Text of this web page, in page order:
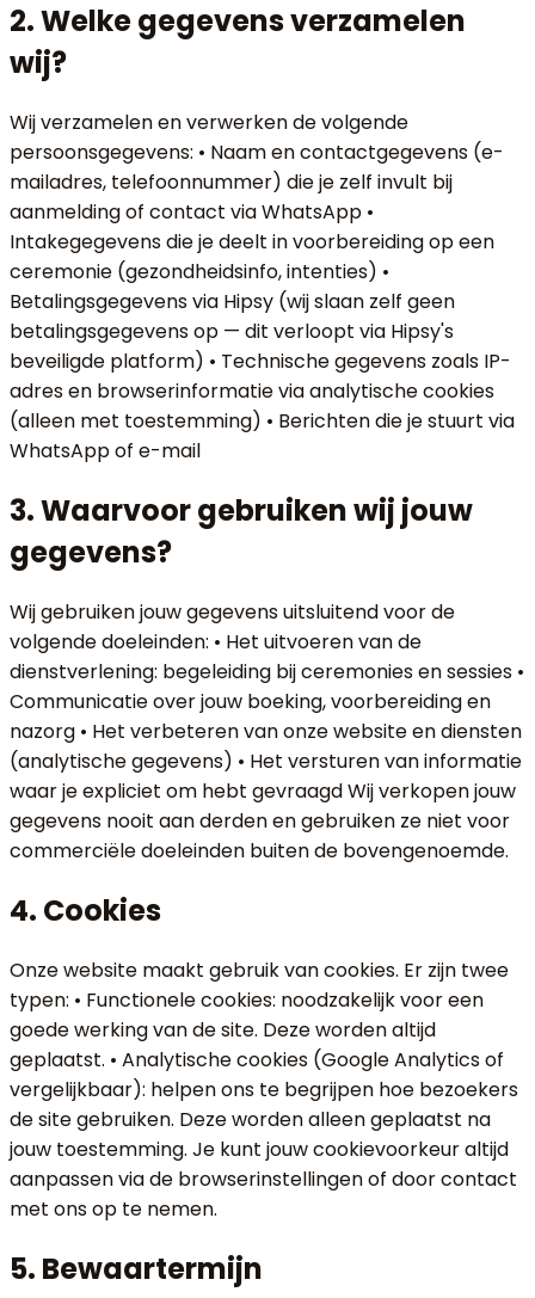
2. Welke gegevens verzamelen
wij?
Wij verzamelen en verwerken de volgende
persoonsgegevens: • Naam en contactgegevens (e-
mailadres, telefoonnummer) die je zelf invult bij
aanmelding of contact via WhatsApp •
Intakegegevens die je deelt in voorbereiding op een
ceremonie (gezondheidsinfo, intenties) •
Betalingsgegevens via Hipsy (wij slaan zelf geen
betalingsgegevens op — dit verloopt via Hipsy's
beveiligde platform) • Technische gegevens zoals IP-
adres en browserinformatie via analytische cookies
(alleen met toestemming) • Berichten die je stuurt via
WhatsApp of e-mail
3. Waarvoor gebruiken wij jouw
gegevens?
Wij gebruiken jouw gegevens uitsluitend voor de
volgende doeleinden: • Het uitvoeren van de
dienstverlening: begeleiding bij ceremonies en sessies •
Communicatie over jouw boeking, voorbereiding en
nazorg • Het verbeteren van onze website en diensten
(analytische gegevens) • Het versturen van informatie
waar je expliciet om hebt gevraagd Wij verkopen jouw
gegevens nooit aan derden en gebruiken ze niet voor
commerciële doeleinden buiten de bovengenoemde.
4. Cookies
Onze website maakt gebruik van cookies. Er zijn twee
typen: • Functionele cookies: noodzakelijk voor een
goede werking van de site. Deze worden altijd
geplaatst. • Analytische cookies (Google Analytics of
vergelijkbaar): helpen ons te begrijpen hoe bezoekers
de site gebruiken. Deze worden alleen geplaatst na
jouw toestemming. Je kunt jouw cookievoorkeur altijd
aanpassen via de browserinstellingen of door contact
met ons op te nemen.
5. Bewaartermijn